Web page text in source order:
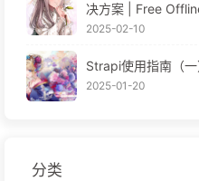
决方案 | Free
2025-02-10
Strapi使用指南（
2025-01-20
分类